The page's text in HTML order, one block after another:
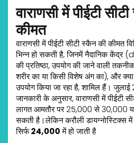
वाराणसी में पीईटी
कीमत
वाराणसी में पीईटी सीटी स्कैन की कीमत
भिन्न हो सकती है, जिनमें नैदानिक
की प्रतिष्ठा, उपयोग की जाने वाली
शरीर का या किसी विशेष अंग का), और
उपयोग किया जा रहा है, शामिल हैं।
जानकारी के अनुसार, वाराणसी में पीईटी
लागत आमतौर पर ₹25,000 से ₹30,000
सकती है।लेकिन करौली
सिर्फ₹24,000में हो जाती है